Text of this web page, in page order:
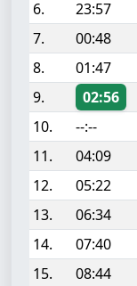
6.
23:57
7.
00:48
8.
01:47
9.
02:56
10.
--:--
11.
04:09
12.
05:22
13.
06:34
14.
07:40
15.
08:44